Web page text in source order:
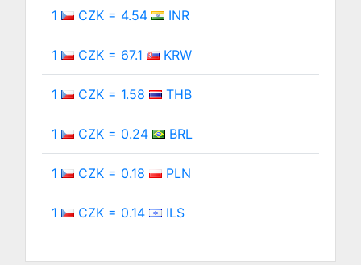
1 CZK = 4.54 INR
1 CZK = 67.1 KRW
1 CZK = 1.58 THB
1 CZK = 0.24 BRL
1 CZK = 0.18 PLN
1 CZK = 0.14 ILS